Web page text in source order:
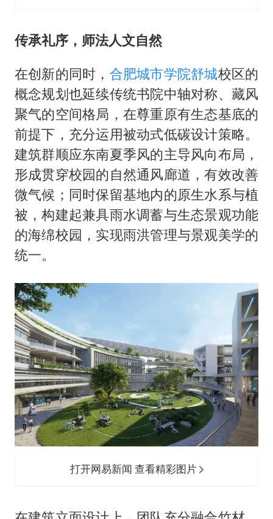
传承礼序，师法人文自然
在创新的同时， 合肥城市学院舒城校区的
概念规划也延续传统书院中轴对称、藏风
聚气的空间格局，在尊重原有生态基底的
前提下，充分运用被动式低碳设计策略。
建筑群顺应东南夏季风的主导风向布局，
形成贯穿校园的自然通风廊道，有效改善
微气候；同时保留基地内的原生水系与植
被，构建起兼具雨水调蓄与生态景观功能
的海绵校园，实现雨洪管理与景观美学的
统一。
打开网易新闻 查看精彩图片